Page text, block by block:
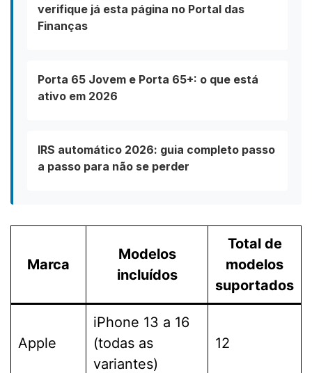
verifique já esta página no Portal das
Finanças
Porta 65 Jovem e Porta 65+: o que está
ativo em 2026
IRS automático 2026: guia completo passo
a passo para não se perder
Marca
Modelos
incluídos
Total de
modelos
suportados
Apple
iPhone 13 a 16
(todas as
variantes)
12